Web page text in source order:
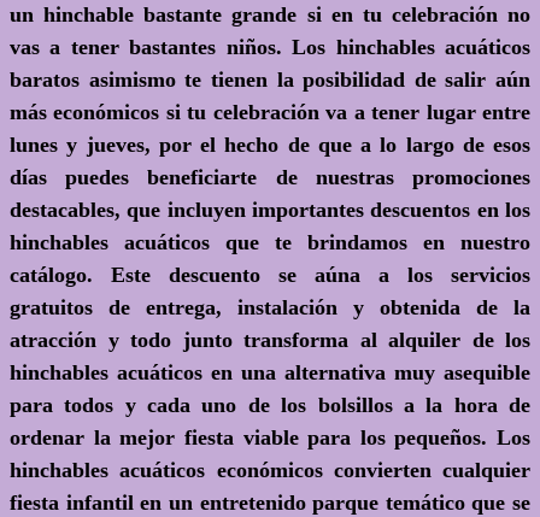
un hinchable bastante grande si en tu celebración no
vas a tener bastantes niños. Los hinchables acuáticos
baratos asimismo te tienen la posibilidad de salir aún
más económicos si tu celebración va a tener lugar entre
lunes y jueves, por el hecho de que a lo largo de esos
días puedes beneficiarte de nuestras promociones
destacables, que incluyen importantes descuentos en los
hinchables acuáticos que te brindamos en nuestro
catálogo. Este descuento se aúna a los servicios
gratuitos de entrega, instalación y obtenida de la
atracción y todo junto transforma al alquiler de los
hinchables acuáticos en una alternativa muy asequible
para todos y cada uno de los bolsillos a la hora de
ordenar la mejor fiesta viable para los pequeños. Los
hinchables acuáticos económicos convierten cualquier
fiesta infantil en un entretenido parque temático que se